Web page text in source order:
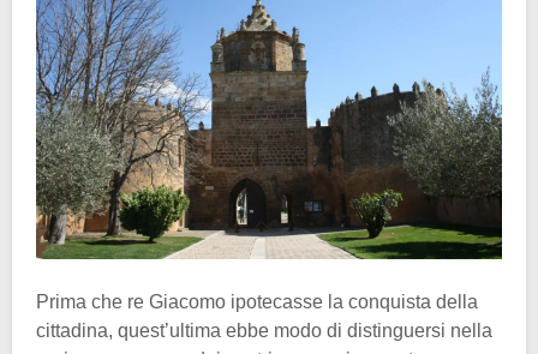
Prima che re Giacomo ipotecasse la conquista della
cittadina, quest’ultima ebbe modo di distinguersi nella